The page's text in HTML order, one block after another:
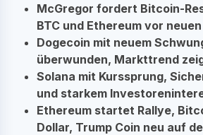
McGregor fordert Bitcoin-
BTC und Ethereum vor
Dogecoin mit neuem
überwunden, Markttrend
Solana mit Kurssprung,
und starkem
Ethereum startet Rallye,
Dollar, Trump Coin neu auf